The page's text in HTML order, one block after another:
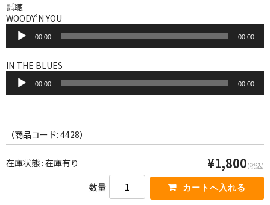
7INC
レア盤（1万円以上）
Webのみ no.1
Webのみ no.4
売り切れ
試聴
WOODY’N YOU
プ
レ
ー
ー
00:00 00:00
IN THE BLUES
プ
ヤ
ー
00:00 00:00
（商品コード: 4428）
在庫状態 : 在庫有り ¥1,800(税込)
数量